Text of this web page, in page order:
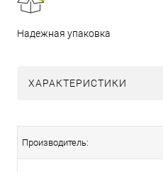
Надежная упаковка
ХАРАКТЕРИСТИКИ
Производитель: